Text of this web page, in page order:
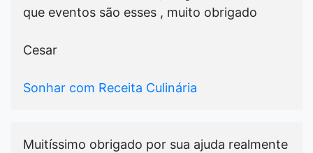
que eventos são esses , muito obrigado
Cesar
Sonhar com Receita Culinária
Muitíssimo obrigado por sua ajuda realmente